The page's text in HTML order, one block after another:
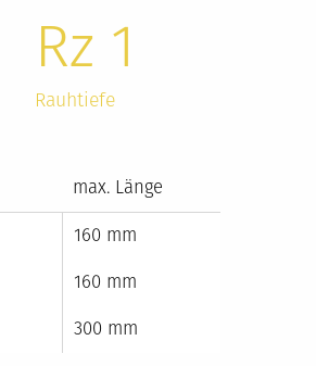
Rz 1
Rauhtiefe
max. Länge
160 mm
160 mm
300 mm